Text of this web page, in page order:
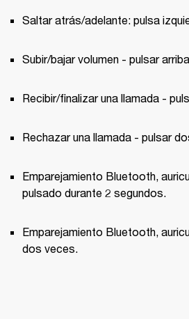
Saltar atrás/adelante: pulsa
Subir/bajar volumen - pulsar
Recibir/finalizar una llamada -
Rechazar una llamada - pulsar
Emparejamiento Bluetooth,
pulsado durante 2 segundos.
Emparejamiento Bluetooth,
dos veces.